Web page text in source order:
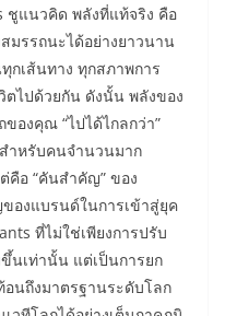
ชูแนวคิด พลังที่แท้จริง คือ
มรรถนะได้อย่างยาวนาน
กเส้นทาง ทุกสภาพการ
ไปด้วยกัน ดังนั้น พลังของ
องคุณ “ไปได้ไกลกว่า”
ำหรับคนจำนวนมาก
คือ “คันสำคัญ” ของ
องแบรนด์ในการเข้าสู่ยุค
ที่ไม่ใช่เพียงการปรับ
เท่านั้น แต่เป็นการยก
นถึงมาตรฐานระดับโลก